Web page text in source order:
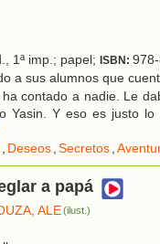
1ª imp.; papel; ISBN:
a sus alumnos que
contado a nadie. Le
Yasin. Y eso es justo
, Deseos,Secretos,
a papá
ALE(ilust.)